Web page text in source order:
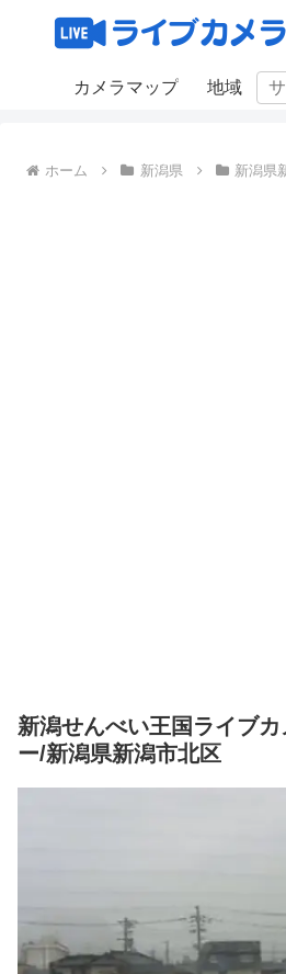
カメラマップ 地域
ホーム 新潟県 新潟県
新潟せんべい王国ライブ
ー/新潟県新潟市北区